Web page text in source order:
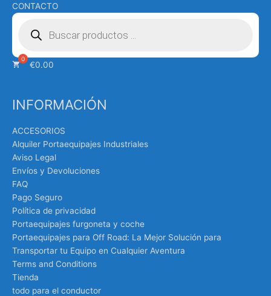
CONTACTO
Búsqueda
productos
€0.00
INFORMACIÓN
ACCESORIOS
Alquiler Portaequipajes Industriales
Aviso Legal
Envíos y Devoluciones
FAQ
Pago Seguro
Política de privacidad
Portaequipajes furgoneta y coche
Portaequipajes para Off Road: La Mejor Solución para
Transportar tu Equipo en Cualquier Aventura
Terms and Conditions
Tienda
todo para el conductor